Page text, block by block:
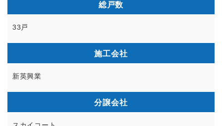
総戸数
33戸
施工会社
新英興業
分譲会社